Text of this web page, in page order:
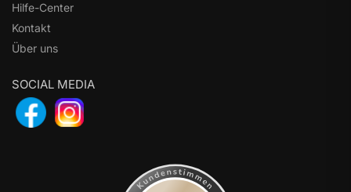
Hilfe-Center
Kontakt
Über uns
SOCIAL MEDIA